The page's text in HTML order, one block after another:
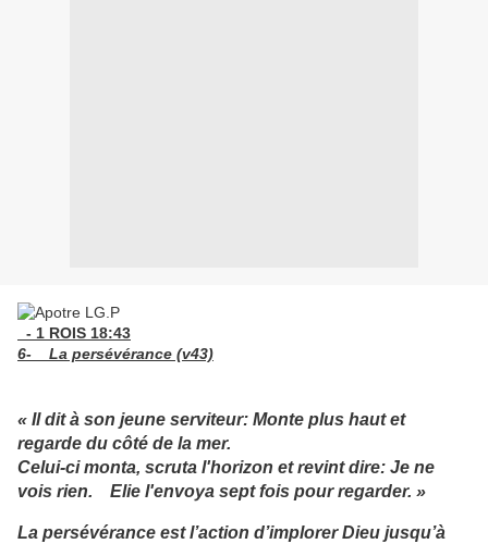
- 1 ROIS 18:43
6- La persévérance (v43)
« Il dit à son jeune serviteur: Monte plus haut et
regarde du côté de la mer.
Celui-ci monta, scruta l'horizon et revint dire: Je ne
vois rien. Elie l'envoya sept fois pour regarder. »
La persévérance est l’action d’implorer Dieu jusqu’à